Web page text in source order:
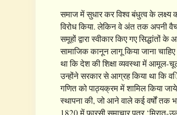
समाज में सुधार कर विश्व बंधुत्व के
विरोध किया. लेकिन वे अंत तक अपनी
समूहों द्वारा स्वीकार किए गए सिद्धांतों
सामाजिक कानून लागू किया जाना
था कि देश की शिक्षा व्यवस्था में आमूल-
उन्होंने सरकार से आग्रह किया था कि
गणित को पाठ्यक्रम में शामिल किया
स्थापना की, जो आने वाले कई वर्षों तक
1820 में फ़ारसी समाचार पत्र